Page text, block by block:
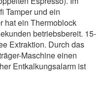
Tamper und ein
hat ein Thermoblock
betriebsbereit. 15-
Extraktion. Durch das
Maschine einen
Entkalkungsalarm ist